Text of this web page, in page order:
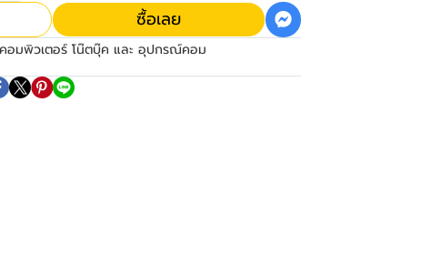
ซื้อเลย
คอมพิวเตอร์ โน๊ตบุ๊ค และ อุปกรณ์คอม